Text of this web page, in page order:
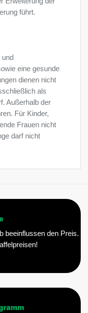
führt.
eine gesunde
dienen nicht
als
Außerhalb der
Für Kinder,
Frauen nicht
darf nicht
beeinflussen den Preis.